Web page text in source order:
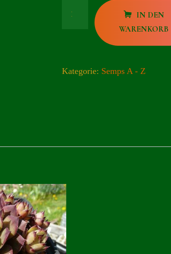
IN DEN
WARENKORB
Kategorie: Semps A - Z